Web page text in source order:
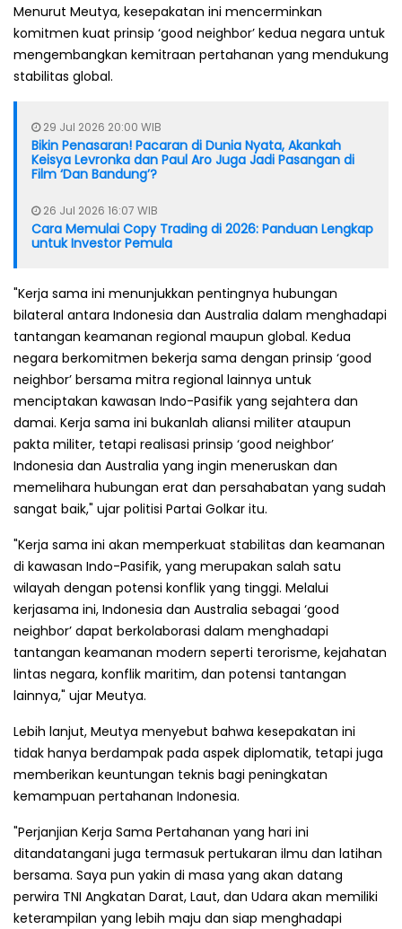
Menurut Meutya, kesepakatan ini mencerminkan
komitmen kuat prinsip ‘good neighbor’ kedua negara untuk
mengembangkan kemitraan pertahanan yang mendukung
stabilitas global.
29 Jul 2026 20:00 WIB
Bikin Penasaran! Pacaran di Dunia Nyata, Akankah
Keisya Levronka dan Paul Aro Juga Jadi Pasangan di
Film ‘Dan Bandung’?
26 Jul 2026 16:07 WIB
Cara Memulai Copy Trading di 2026: Panduan Lengkap
untuk Investor Pemula
"Kerja sama ini menunjukkan pentingnya hubungan
bilateral antara Indonesia dan Australia dalam menghadapi
tantangan keamanan regional maupun global. Kedua
negara berkomitmen bekerja sama dengan prinsip ‘good
neighbor’ bersama mitra regional lainnya untuk
menciptakan kawasan Indo-Pasifik yang sejahtera dan
damai. Kerja sama ini bukanlah aliansi militer ataupun
pakta militer, tetapi realisasi prinsip ‘good neighbor’
Indonesia dan Australia yang ingin meneruskan dan
memelihara hubungan erat dan persahabatan yang sudah
sangat baik," ujar politisi Partai Golkar itu.
"Kerja sama ini akan memperkuat stabilitas dan keamanan
di kawasan Indo-Pasifik, yang merupakan salah satu
wilayah dengan potensi konflik yang tinggi. Melalui
kerjasama ini, Indonesia dan Australia sebagai ‘good
neighbor’ dapat berkolaborasi dalam menghadapi
tantangan keamanan modern seperti terorisme, kejahatan
lintas negara, konflik maritim, dan potensi tantangan
lainnya," ujar Meutya.
Lebih lanjut, Meutya menyebut bahwa kesepakatan ini
tidak hanya berdampak pada aspek diplomatik, tetapi juga
memberikan keuntungan teknis bagi peningkatan
kemampuan pertahanan Indonesia.
"Perjanjian Kerja Sama Pertahanan yang hari ini
ditandatangani juga termasuk pertukaran ilmu dan latihan
bersama. Saya pun yakin di masa yang akan datang
perwira TNI Angkatan Darat, Laut, dan Udara akan memiliki
keterampilan yang lebih maju dan siap menghadapi